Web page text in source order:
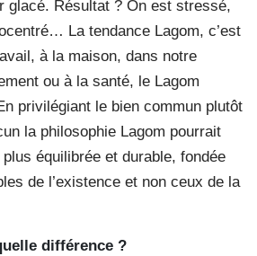
glacé. Résultat ? On est stressé,
La tendance Lagom, c’est
à la maison, dans notre
ou à la santé, le Lagom
privilégiant le bien commun plutôt
la philosophie Lagom pourrait
équilibrée et durable, fondée
de l’existence et non ceux de la
différence ?